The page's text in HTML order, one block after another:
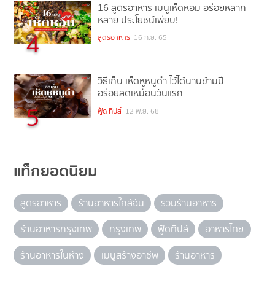
4
16 สูตรอาหาร เมนูเห็ดหอม อร่อยหลาก
หลาย ประโยชน์เพียบ!
สูตรอาหาร 16 ก.ย. 65
5
วิธีเก็บ เห็ดหูหนูดำ ไว้ได้นานข้ามปี
อร่อยสดเหมือนวันแรก
ฟู้ด ทิปส์ 12 พ.ย. 68
แท็กยอดนิยม
สูตรอาหาร ร้านอาหารใกล้ฉัน
รวมร้านอาหาร
ร้านอาหารกรุงเทพ
กรุงเทพ ฟู้ดทิปส์
อาหารไทย
ร้านอาหารในห้าง
เมนูสร้างอาชีพ ร้านอาหาร